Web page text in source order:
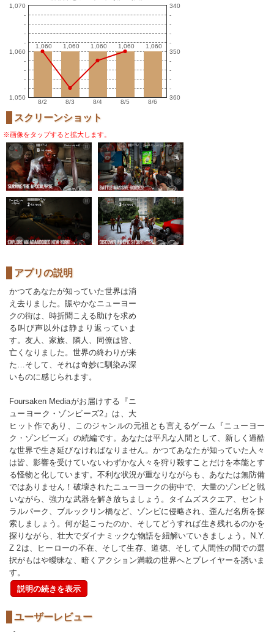
1,070
-
-
-
-
1,060
-
-
-
-
1,050
1,060
1,060 1,060
1,060 1,060
1,060 1,060
1,060 1,060
1,060
8/2 8/3 8/4 8/5 8/6
340
-
-
-
-
350
-
-
-
-
360
スクリーンショット
※画像をタップすると拡大します。
アプリの説明
かつてあなたが知っていた世界は消
え去りました。賑やかなニューヨー
クの街は、時折聞こえる助けを求め
る叫び声以外は静まり返っていま
す。友人、家族、隣人、同僚は皆、
亡くなりました。世界の終わりが来
た…そして、それは奇妙に馴染み深
いものに感じられます。
Foursaken Mediaがお届けする『ニ
ューヨーク・ゾンビーズ2』は、大
ヒット作であり、このジャンルの元祖とも言えるゲーム『ニューヨー
ク・ゾンビーズ』の続編です。あなたは平凡な人間として、新しく過酷
な世界で生き延びなければなりません。かつてあなたが知っていた人々
は皆、影響を受けていないわずかな人々を狩り殺すことだけを本能とす
る怪物と化しています。不利な状況が重なりながらも、あなたは無防備
ではありません！破壊されたニューヨークの街中で、大量のゾンビと戦
いながら、強力な武器を解き放ちましょう。タイムズスクエア、セント
ラルパーク、ブルックリン橋など、ゾンビに侵略され、歪んだ名所を探
索しましょう。何が起こったのか、そしてどうすれば生き残れるのかを
探りながら、壮大でダイナミックな物語を紐解いていきましょう。N.Y.
Z 2は、ヒーローの不在、そして生存、道徳、そして人間性の間での選
択がもはや曖昧な、暗くアクション満載の世界へとプレイヤーを誘いま
す。
説明の続きを表示
ユーザーレビュー